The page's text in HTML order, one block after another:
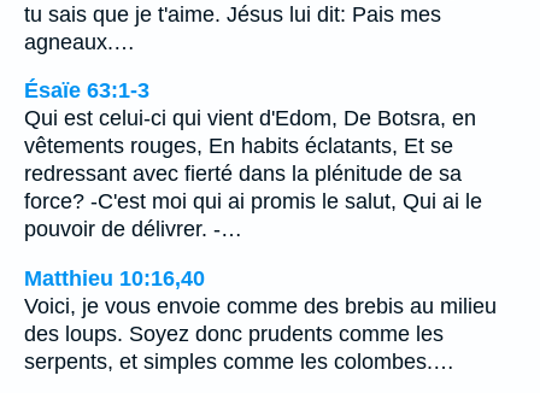
tu sais que je t'aime. Jésus lui dit: Pais mes
agneaux.…
Ésaïe 63:1-3
Qui est celui-ci qui vient d'Edom, De Botsra, en
vêtements rouges, En habits éclatants, Et se
redressant avec fierté dans la plénitude de sa
force? -C'est moi qui ai promis le salut, Qui ai le
pouvoir de délivrer. -…
Matthieu 10:16,40
Voici, je vous envoie comme des brebis au milieu
des loups. Soyez donc prudents comme les
serpents, et simples comme les colombes.…